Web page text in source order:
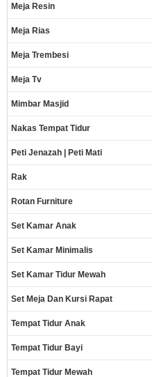
Meja Resin
Meja Rias
Meja Trembesi
Meja Tv
Mimbar Masjid
Nakas Tempat Tidur
Peti Jenazah | Peti Mati
Rak
Rotan Furniture
Set Kamar Anak
Set Kamar Minimalis
Set Kamar Tidur Mewah
Set Meja Dan Kursi Rapat
Tempat Tidur Anak
Tempat Tidur Bayi
Tempat Tidur Mewah